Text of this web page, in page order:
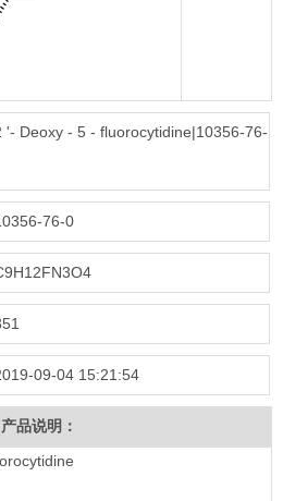
'- Deoxy - 5 - fluorocytidine|10356-76-
76-0
09-04 15:21:54
产品说明：